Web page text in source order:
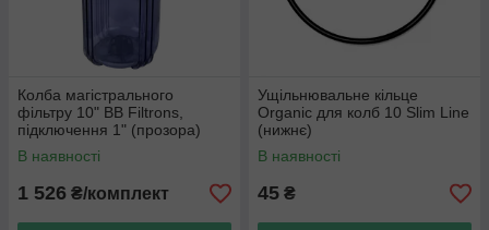
Колба магістрального
фільтру 10" BB Filtrons,
підключення 1" (прозора)
В наявності
1 526 ₴/комплект
Ущільнювальне кільце
Organic для колб 10 Slim Line
(нижнє)
В наявності
45 ₴